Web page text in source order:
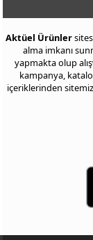
Aktüel Ürünler
alma imkanı
yapmakta olup
kampanya,
içeriklerinden